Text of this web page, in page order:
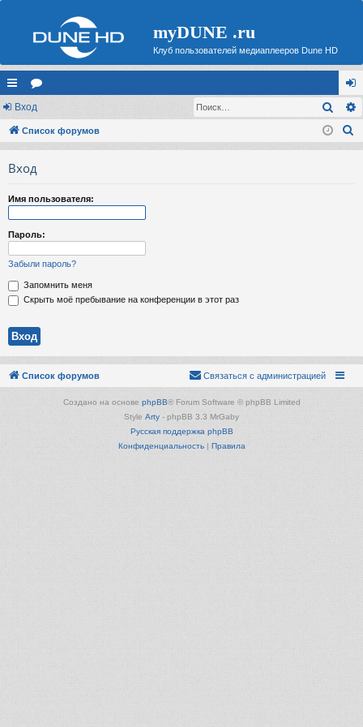
myDUNE .ru
Клуб пользователей медиаплееров Dune HD
с
ы
ор
ум
хо
д
Вход
Список форумов
Вход
Имя пользователя:
Пароль:
Забыли пароль?
Запомнить меня
Скрыть моё пребывание на конференции в этот раз
Список форумов Связаться с администрацией
Создано на основе phpBB® Forum Software © phpBB Limited
Style Arty - phpBB 3.3 MrGaby
Русская поддержка phpBB
Конфиденциальность| Правила